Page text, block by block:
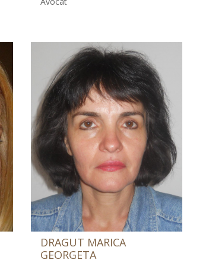
DRAGUT MARICA
GEORGETA